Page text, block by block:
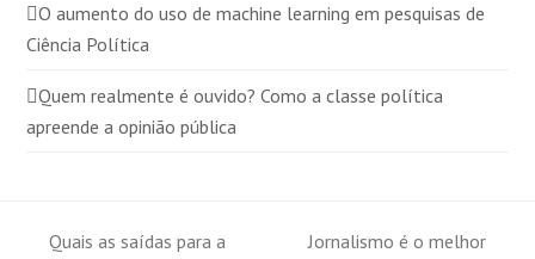
O aumento do uso de machine learning em pesquisas de
Ciência Política
Quem realmente é ouvido? Como a classe política
apreende a opinião pública
Quais as saídas para a Jornalismo é o melhor